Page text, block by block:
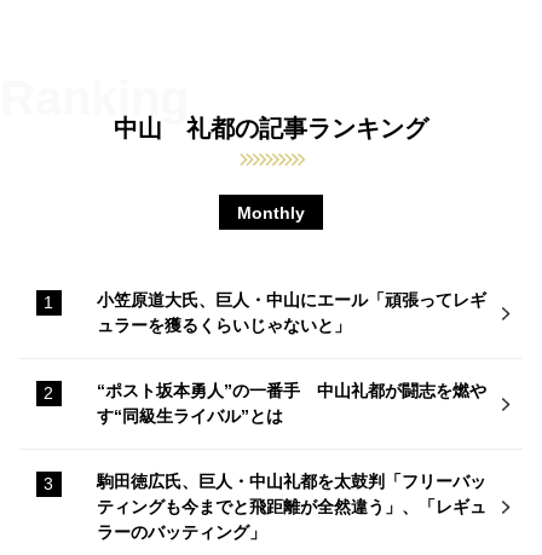
中山 礼都の記事ランキング
Monthly
小笠原道大氏、巨人・中山にエール「頑張ってレギ
ュラーを獲るくらいじゃないと」
“ポスト坂本勇人”の一番手 中山礼都が闘志を燃や
す“同級生ライバル”とは
駒田徳広氏、巨人・中山礼都を太鼓判「フリーバッ
ティングも今までと飛距離が全然違う」、「レギュ
ラーのバッティング」